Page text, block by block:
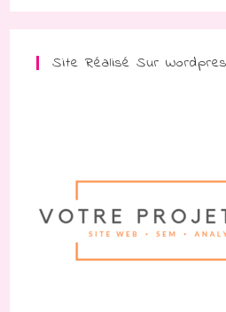
Site Réalisé Sur